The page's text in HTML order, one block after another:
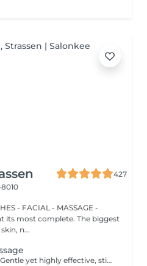
427
- FACIAL - MASSAGE -
its most complete. The biggest
n...
Better health in just an hour! Gentle yet highly effective, stimulates the body's lymphatic system to flush out toxins, reduce swelling, and enhance immunity. This technique uses light, rhythmic strokes to encourage natural drainage, making it perfect for reducing bloating, post-surgery care, and improving skin tone. A go-to for detox and wellness. Age restrictions: there are no age restrictions for this procedure. Post procedure recommendations: do not do sport and any sharp movements 2-3 hours after the procedure. Frequency: 1-2 times per week, 10 times in total. Repeat once in 3-6 months.